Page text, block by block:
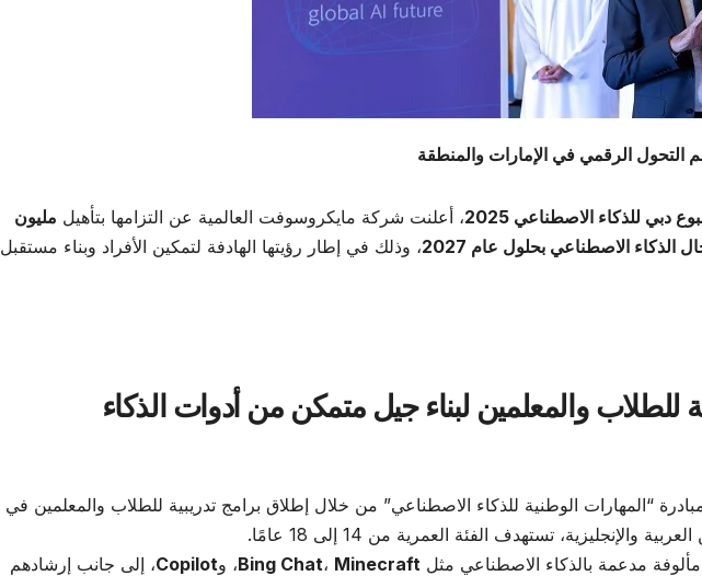
التحول الرقمي في الإمارات والمنطقة
دبي للذكاء الاصطناعي 2025 ، أعلنت شركة مايكروسوفت العالمية عن التزامها بتأهيل مليون
الاصطناعي بحلول عام 2027
، وذلك في إطار رؤيتها الهادفة لتمكين الأفراد وبناء مستقبل
للطلاب والمعلمين لبناء جيل متمكن من أدوات الذكاء
“المهارات الوطنية للذكاء الاصطناعي” من خلال إطلاق برامج تدريبية للطلاب والمعلمين في
والإنجليزية، تستهدف الفئة العمرية من 14 إلى 18 عامًا.
مدعمة بالذكاء الاصطناعي مثل
Bing Chat، Minecraft ، وCopilot، إلى جانب إرشادهم